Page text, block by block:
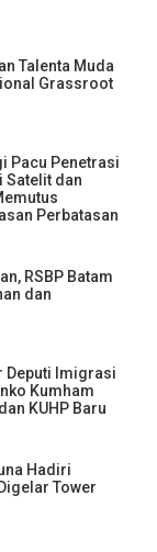
Talenta Muda
Grassroot
Pacu Penetrasi
Satelit dan
Perbatasan
RSBP Batam
dan
Deputi Imigrasi
Kumham
KUHP Baru
Hadiri
Tower